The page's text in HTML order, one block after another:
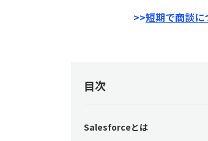
>>短期で商談
目次
Salesforceとは